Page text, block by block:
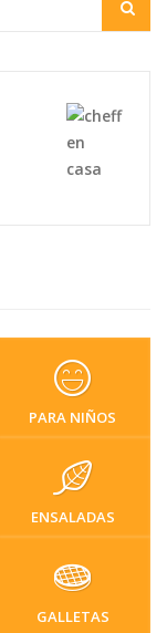
PARA NIÑOS
ENSALADAS
GALLETAS